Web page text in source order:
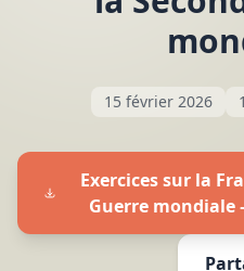
15 février 2026
Exercices sur la
Guerre mondiale